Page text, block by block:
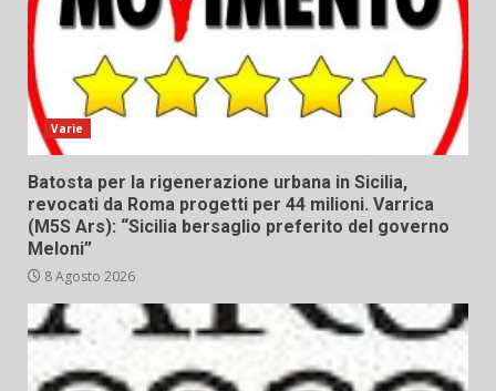
Varie
Batosta per la rigenerazione urbana in Sicilia,
revocati da Roma progetti per 44 milioni. Varrica
(M5S Ars): “Sicilia bersaglio preferito del governo
Meloni”
8 Agosto 2026